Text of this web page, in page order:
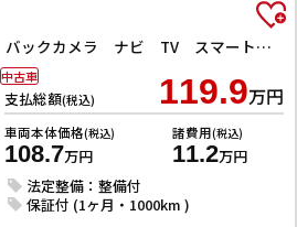
XG ドライブレコーダー バックカメラ ナビ TV スマートキー 電動格納ミラー シートヒーター CVT 盗難防止システム 衝突安全ボディ ABS ESC CD Bluetooth エアコン
支払総額(税込) 119.9万円
車両本体価格(税込)
108.7万円
諸費用(税込)
11.2万円
法定整備：整備付
保証付 (1ヶ月・1000km )
中古車